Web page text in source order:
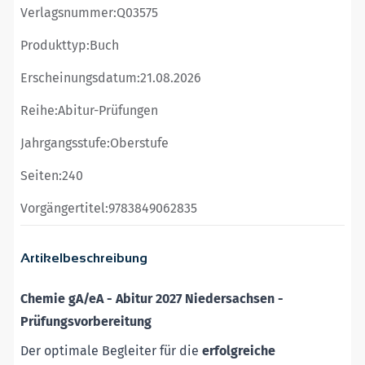
Artikelbeschreibung
Chemie gA/eA - Abitur 2027 Niedersachsen -
Prüfungsvorbereitung
Der optimale Begleiter für die erfolgreiche
Verlagsnummer:Q03575
Produkttyp:Buch
Erscheinungsdatum:21.08.2026
Reihe:Abitur-Prüfungen
Jahrgangsstufe:Oberstufe
Seiten:240
Vorgängertitel:9783849062835